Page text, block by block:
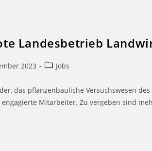
Landesbetrieb
2023 Jobs
das pflanzenbauliche Versuchswesen
engagierte Mitarbeiter. Zu vergeben sind